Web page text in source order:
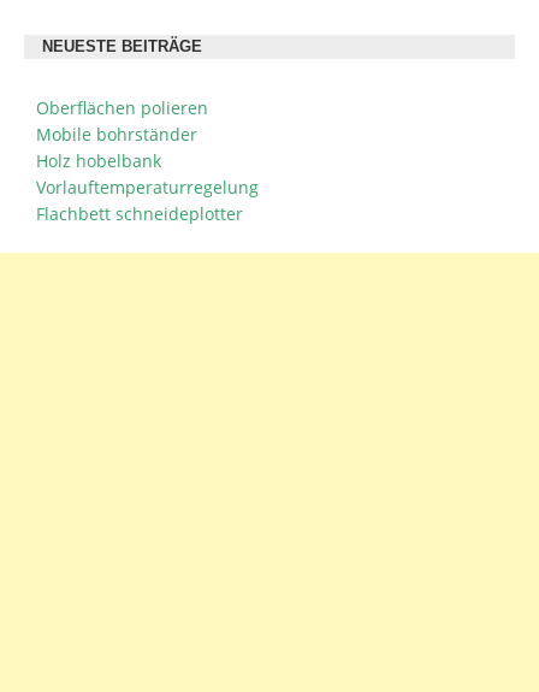
NEUESTE BEITRÄGE
Oberflächen polieren
Mobile bohrständer
Holz hobelbank
Vorlauftemperaturregelung
Flachbett schneideplotter